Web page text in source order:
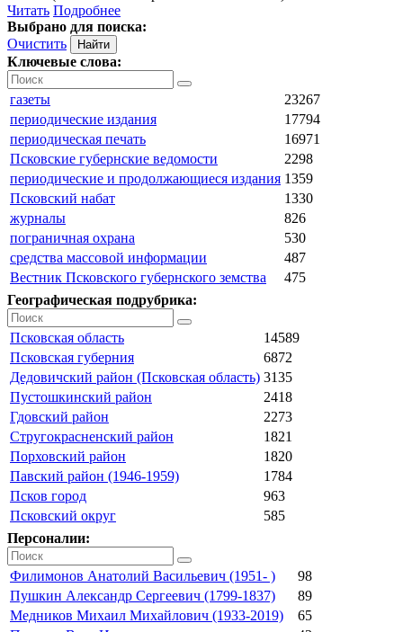
Читать Подробнее
Выбрано для поиска:
Очистить
Ключевые слова:
газеты
23267
периодические издания
17794
периодическая печать
16971
Псковские губернские ведомости
2298
периодические и продолжающиеся издания 1359
Псковский набат
1330
журналы
826
пограничная охрана
530
средства массовой информации
487
Вестник Псковского губернского земства
475
Географическая подрубрика:
Псковская область
14589
Псковская губерния
6872
Дедовичский район (Псковская область) 3135
Пустошкинский район
2418
Гдовский район
2273
Стругокрасненский район
1821
Порховский район
1820
Павский район (1946-1959)
1784
Псков город
963
Псковский округ
585
Персоналии:
Филимонов Анатолий Васильевич (1951- )
98
Пушкин Александр Сергеевич (1799-1837)
89
Медников Михаил Михайлович (1933-2019)
65